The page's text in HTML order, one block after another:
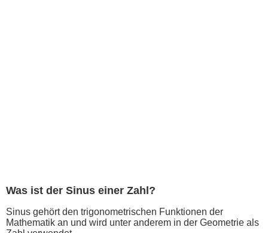
Was ist der Sinus einer Zahl?
Sinus gehört den trigonometrischen Funktionen der
Mathematik an und wird unter anderem in der Geometrie als